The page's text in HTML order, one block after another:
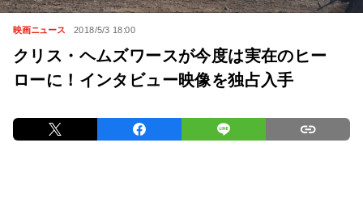
映画ニュース 2018/5/3 18:00
クリス・ヘムズワースが今度は実在のヒー
ローに！インタビュー映像を独占入手